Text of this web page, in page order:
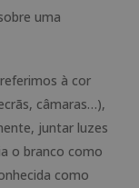
uma
à cor
câmaras…),
juntar luzes
o branco como
como